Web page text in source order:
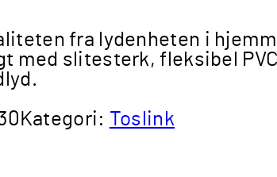
fra lydenheten i
med slitesterk, fleksibel
Kategori: Toslink